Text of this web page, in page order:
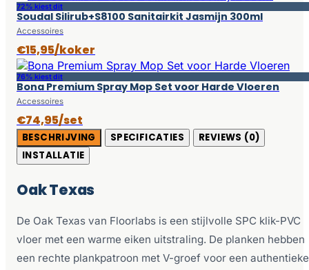
72% kiest dit
Soudal Silirub+S8100 Sanitairkit Jasmijn 300ml
Accessoires
€15,95/koker
76% kiest dit
Bona Premium Spray Mop Set voor Harde Vloeren
Accessoires
€74,95/set
BESCHRIJVING SPECIFICATIES
REVIEWS (0)
INSTALLATIE
Oak Texas
De Oak Texas van Floorlabs is een stijlvolle SPC klik-PVC
vloer met een warme eiken uitstraling. De planken hebben
een rechte plankpatroon met V-groef voor een